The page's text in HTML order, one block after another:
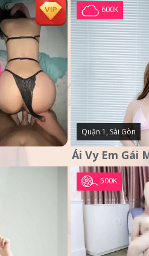
600K
Quận 1, Sài Gòn
500K